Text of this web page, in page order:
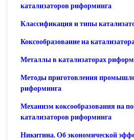
катализаторов риформинга
Классификация и типы
Коксообразование на
Металлы в катализаторах
Методы приготовления
риформинга
Механизм коксообразования на
катализаторов риформинга
Никитина. Об экономической